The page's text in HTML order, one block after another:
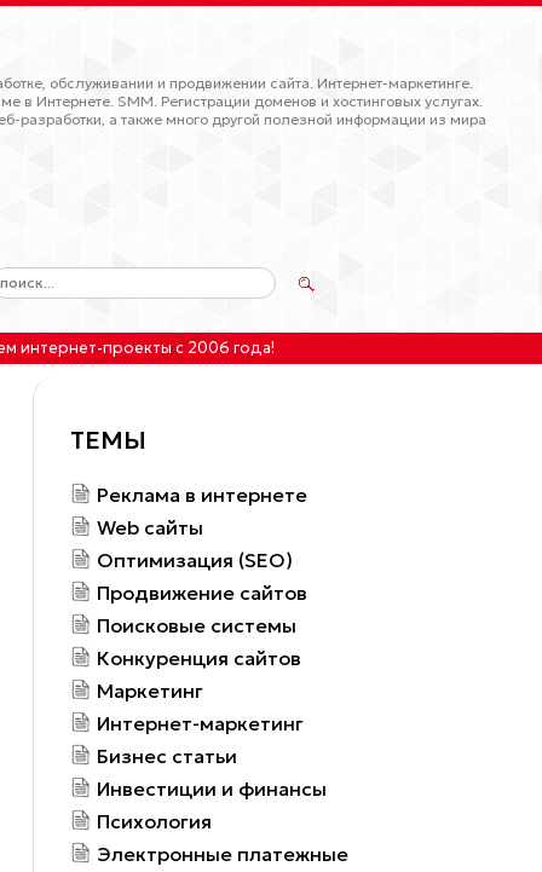
обслуживании и продвижении сайта. Интернет-маркетинге.
в Интернете. SMM. Регистрации доменов и хостинговых услугах.
разработки, а также много другой полезной информации из мира
интернет-проекты с 2006 года!
ТЕМЫ
Реклама в интернете
Web сайты
Оптимизация (SEO)
Продвижение сайтов
Поисковые системы
Конкуренция сайтов
Маркетинг
Интернет-маркетинг
Бизнес статьи
Инвестиции и финансы
Психология
Электронные платежные